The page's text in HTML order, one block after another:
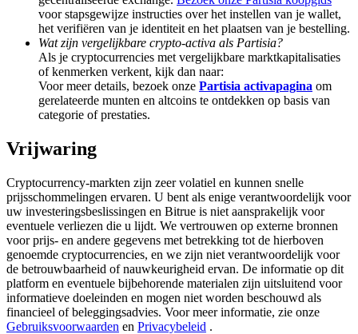
BTC Welcome Rewards
Deposit & Trade BTC to Share 25000 USDT prize pool!
Deposit CASHCAT & Win
Share 500000 CASHCAT prize pool
Exclusive for BitMart Users
Register & Trade to Win 500,000 USDT
voor stapsgewijze instructies over het instellen van je wallet,
het verifiëren van je identiteit en het plaatsen van je bestelling.
Wat zijn vergelijkbare crypto-activa als Partisia?
Als je cryptocurrencies met vergelijkbare marktkapitalisaties
of kenmerken verkent, kijk dan naar:
Voor meer details, bezoek onze Partisia activapagina om
gerelateerde munten en altcoins te ontdekken op basis van
categorie of prestaties.
Vrijwaring
Cryptocurrency-markten zijn zeer volatiel en kunnen snelle
prijsschommelingen ervaren. U bent als enige verantwoordelijk voor
uw investeringsbeslissingen en Bitrue is niet aansprakelijk voor
eventuele verliezen die u lijdt. We vertrouwen op externe bronnen
voor prijs- en andere gegevens met betrekking tot de hierboven
genoemde cryptocurrencies, en we zijn niet verantwoordelijk voor
de betrouwbaarheid of nauwkeurigheid ervan. De informatie op dit
platform en eventuele bijbehorende materialen zijn uitsluitend voor
informatieve doeleinden en mogen niet worden beschouwd als
financieel of beleggingsadvies. Voor meer informatie, zie onze
Gebruiksvoorwaarden en Privacybeleid .